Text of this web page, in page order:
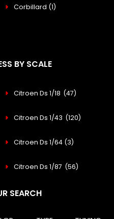
Corbillard (1)
BY SCALE
Citroen Ds 1/18 (47)
Citroen Ds 1/43 (120)
Citroen Ds 1/64 (3)
Citroen Ds 1/87 (56)
SEARCH